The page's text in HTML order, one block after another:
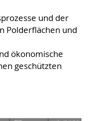
und der
Polderflächen und
ökonomische
geschützten